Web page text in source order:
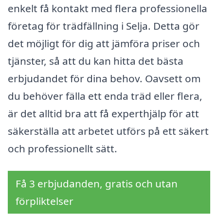
enkelt få kontakt med flera professionella
företag för trädfällning i Selja. Detta gör
det möjligt för dig att jämföra priser och
tjänster, så att du kan hitta det bästa
erbjudandet för dina behov. Oavsett om
du behöver fälla ett enda träd eller flera,
är det alltid bra att få experthjälp för att
säkerställa att arbetet utförs på ett säkert
och professionellt sätt.
Få 3 erbjudanden, gratis och utan
förpliktelser